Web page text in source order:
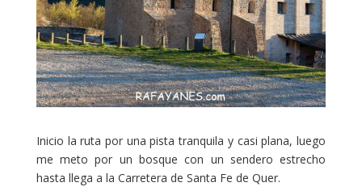
Inicio la ruta por una pista tranquila y casi plana, luego
me meto por un bosque con un sendero estrecho
hasta llega a la Carretera de Santa Fe de Quer.